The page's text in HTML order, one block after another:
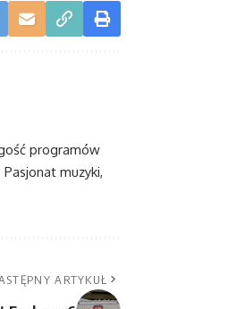
programów
muzyki,
ARTYKUŁ